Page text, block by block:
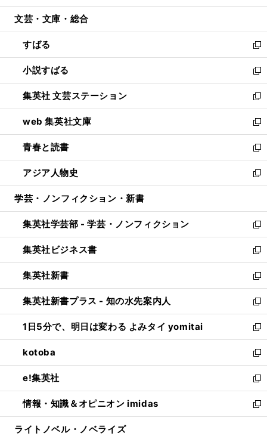
開
ウ
開
く
ン
ウ
で
開
く
ウ
ン
ド
ウ
で
開
く
文芸・文庫・総合
すばる
新
し
い
ウ
ィ
ン
ド
ウ
で
開
く
小説すばる
新
し
い
ウ
ィ
ン
ド
ウ
で
開
集英社 文芸ステーション
新
し
い
ウ
ィ
ン
ド
ウ
開
く
web 集英社文庫
新
し
い
ウ
ィ
ン
ウ
で
開
く
青春と読書
新
し
い
ウ
ン
ド
ウ
で
開
く
アジア人物史
新
し
ウ
ィ
ン
ド
ウ
で
開
く
学芸・ノンフィクション・新書
集英社学芸部 - 学芸・ノンフィクション
新
し
い
ウ
ィ
ン
ド
ウ
で
開
く
集英社ビジネス書
新
し
い
ウ
ィ
ン
ド
ウ
で
開
く
集英社新書
新
し
い
ウ
ィ
ン
ド
ウ
で
開
く
集英社新書プラス - 知の水先案内人
新
し
い
ウ
ィ
ン
ド
ウ
で
開
1日5分で、明日は変わる よみタイ yomitai
新
し
い
ウ
ィ
ン
ド
ウ
kotoba
新
し
い
ウ
ィ
ン
e!集英社
新
し
い
ウ
情報・知識＆オピニオン imidas
新
し
ライトノベル・ノベライズ